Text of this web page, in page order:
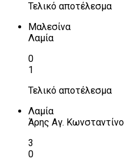
Τελικό αποτέλεσμα
Μαλεσίνα
Λαμία
0
1
Τελικό αποτέλεσμα
Λαμία
Άρης Αγ.
3
0